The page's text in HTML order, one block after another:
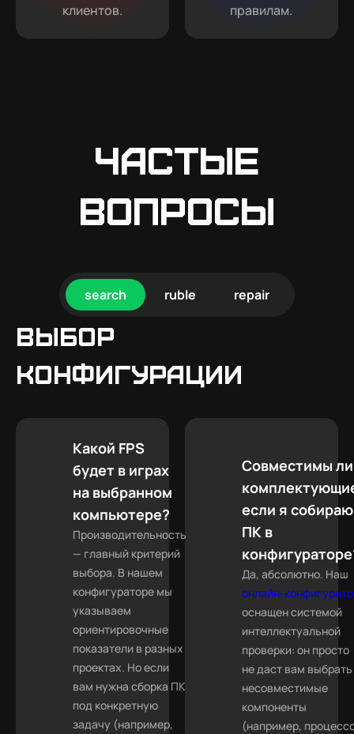
клиентов. правилам.
Частые
вопросы
search ruble repair
Выбор
конфигурации
Какой FPS
будет в играх
на выбранном
компьютере?
Производительность
— главный критерий
выбора. В нашем
конфигураторе мы
указываем
ориентировочные
показатели в разных
проектах. Но если
вам нужна сборка ПК
под конкретную
задачу (например,
Совместимы ли
если я собираю
ПК в
Да, абсолютно. Наш
онлайн-
оснащен системой
интеллектуальной
проверки: он просто
не даст вам выбрать
несовместимые
компоненты
(например,